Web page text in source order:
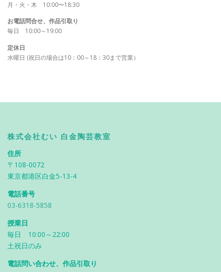
月・火・木 10:00〜18:30
お電話問合せ、作品引取り
毎日 10:00～19:00
定休日
水曜日 (祝日の場合は10：00～18：30まで営業）
株式会社むい 白金陶芸教室
住所
〒108-0072
東京都港区白金5-13-4
電話番号
03-6318-5858
授業日
毎日 10:00～22:00
土祝日のみ
電話問い合わせ、作品引取り